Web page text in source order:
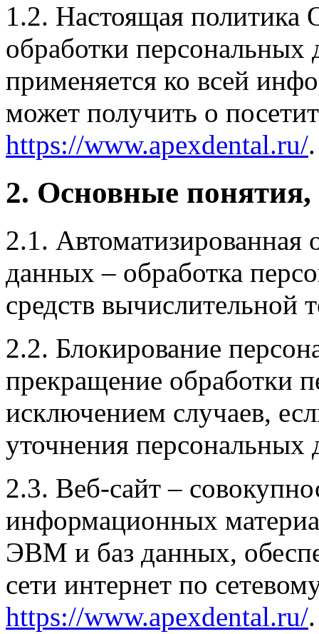
1.2. Настоящая политика
обработки
применяется ко всей
может получить о
https://www.apexdental.ru/.
2. Основные
2.1. Автоматизированная
данных – обработка
средств вычислительной
2.2. Блокирование
прекращение обработки
исключением случаев,
уточнения персональных
2.3. Веб-сайт –
информационных
ЭВМ и баз данных,
сети интернет по
https://www.apexdental.ru/.